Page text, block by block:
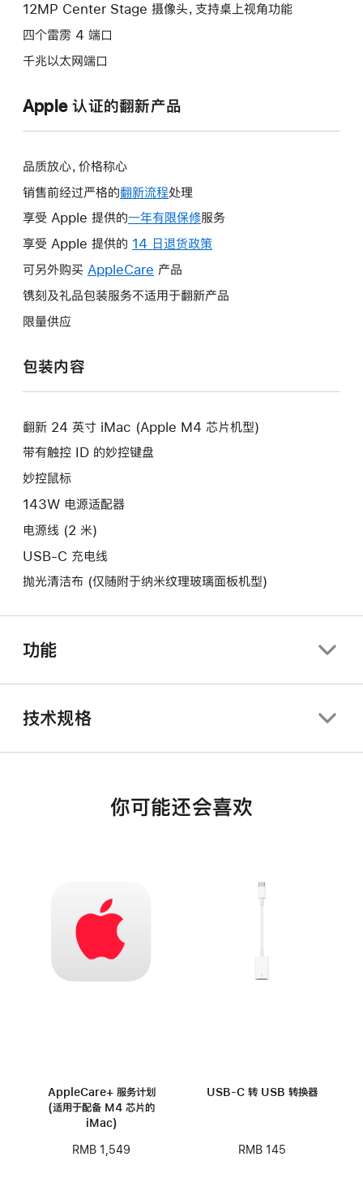
12MP Center Stage 摄像头，支持桌上视角功能
四个雷雳 4 端口
千兆以太网端口
Apple 认证的翻新产品
品质放心，价格称心
销售前经过严格的翻新流程处理
享受 Apple 提供的一年有限保修此
操
打
服务
享受 Apple 提供的 14 日退货政策
将
口。
可另外购买 AppleCare 此
操
新
窗
产品
镌刻及礼品包装服务不适用于翻新产品
限量供应
包装内容
翻新 24 英寸 iMac (Apple M4 芯片机型)
带有触控 ID 的妙控键盘
妙控鼠标
143W 电源适配器
电源线 (2 米)
USB-C 充电线
抛光清洁布 (仅随附于纳米纹理玻璃面板机型)
功能
技术规格
你可能还会喜欢
AppleCare+ 服务计划
(适用于配备 M4 芯片的
iMac)
RMB 1,549
USB-C 转 USB 转换器
RMB 145